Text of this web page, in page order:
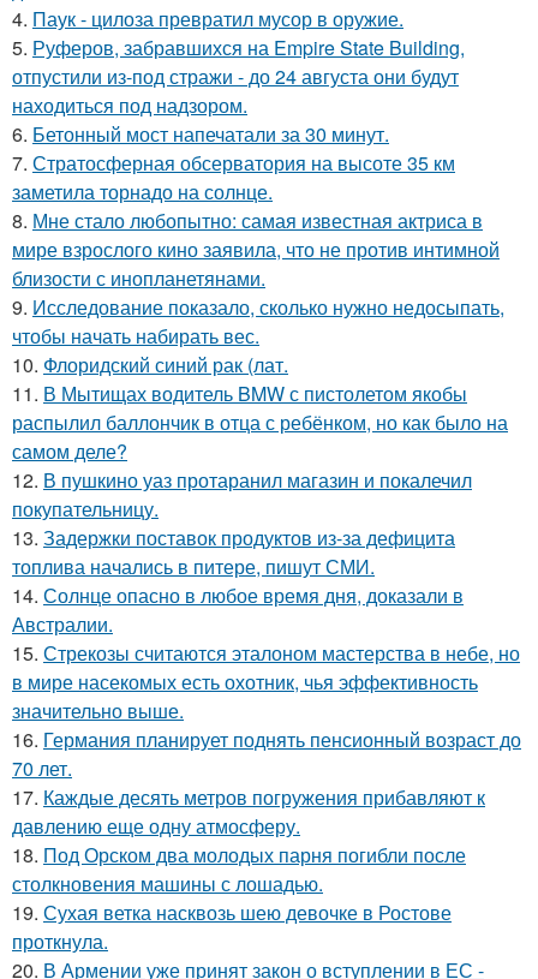
4. Паук - цилоза превратил мусор в оружие.
5. Руферов, забравшихся на Empire State Building,
отпустили из-под стражи - до 24 августа они будут
находиться под надзором.
6. Бетонный мост напечатали за 30 минут.
7. Стратосферная обсерватория на высоте 35 км
заметила торнадо на солнце.
8. Мне стало любопытно: самая известная актриса в
мире взрослого кино заявила, что не против интимной
близости с инопланетянами.
9. Исследование показало, сколько нужно недосыпать,
чтобы начать набирать вес.
10. Флоридский синий рак (лат.
11. В Мытищах водитель BMW с пистолетом якобы
распылил баллончик в отца с ребёнком, но как было на
самом деле?
12. В пушкино уаз протаранил магазин и покалечил
покупательницу.
13. Задержки поставок продуктов из-за дефицита
топлива начались в питере, пишут СМИ.
14. Солнце опасно в любое время дня, доказали в
Австралии.
15. Стрекозы считаются эталоном мастерства в небе, но
в мире насекомых есть охотник, чья эффективность
значительно выше.
16. Германия планирует поднять пенсионный возраст до
70 лет.
17. Каждые десять метров погружения прибавляют к
давлению еще одну атмосферу.
18. Под Орском два молодых парня погибли после
столкновения машины с лошадью.
19. Сухая ветка насквозь шею девочке в Ростове
проткнула.
20. В Армении уже принят закон о вступлении в ЕС -